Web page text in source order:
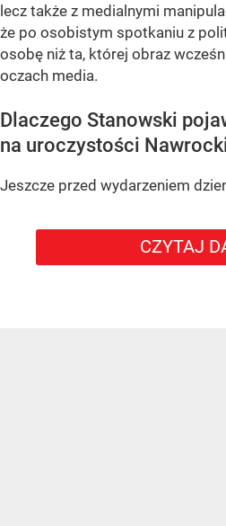
lecz także z medialnymi
że po osobistym spotkaniu z
osobę niż ta, której obraz
oczach media.
Dlaczego Stanowski
na uroczystości
Jeszcze przed wydarzeniem
CZYTAJ